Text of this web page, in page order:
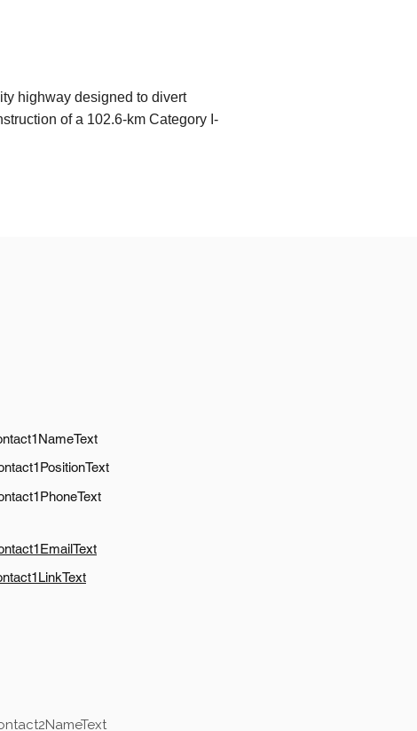
highway designed to divert
of a 102.6-km Category I-